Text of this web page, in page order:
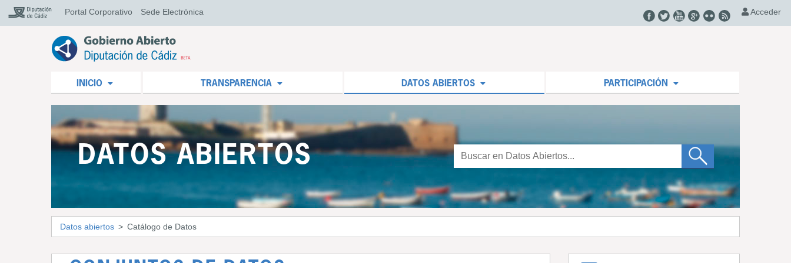
Portal Corporativo Sede Electrónica Acceder
INICIO TRANSPARENCIA DATOS ABIERTOS PARTICIPACIÓN
DATOS ABIERTOS
Datos abiertos Catálogo de Datos